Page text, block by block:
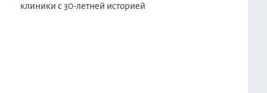
клиники с 30-летней историей